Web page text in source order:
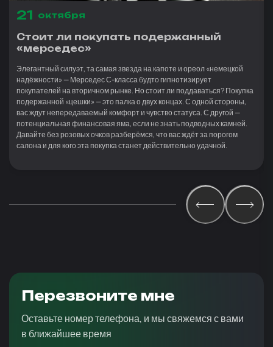
21 октября
Стоит ли покупать подержанный
«мерседес»
Элегантный силуэт, та самая звезда на капоте и ореол «немецкой
надёжности» — Мерседес С-класса будто гипнотизирует
покупателей на вторичном рынке. Но стоит ли поддаваться? Покупка
подержанной «цешки» — это палка о двух концах. С одной стороны,
вас ждут непередаваемый комфорт и чувство статуса. С другой —
потенциальная финансовая яма, если не знать подводных камней.
Давайте без розовых очков разберёмся, что вас ждёт за порогом
салона и для кого эта покупка станет действительно удачной.
Перезвоните мне
Оставьте номер телефона, и мы свяжемся с вами
в ближайшее время